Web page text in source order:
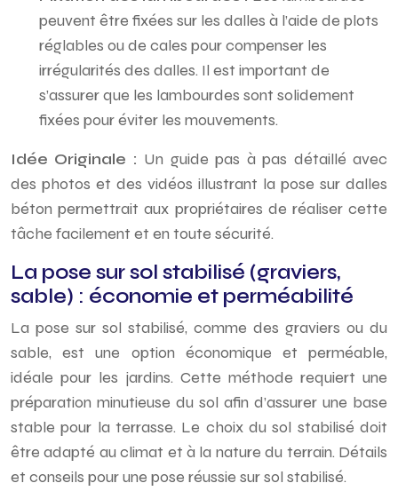
peuvent être fixées sur les dalles à l’aide de plots
réglables ou de cales pour compenser les
irrégularités des dalles. Il est important de
s’assurer que les lambourdes sont solidement
fixées pour éviter les mouvements.
Idée Originale : Un guide pas à pas détaillé avec
des photos et des vidéos illustrant la pose sur dalles
béton permettrait aux propriétaires de réaliser cette
tâche facilement et en toute sécurité.
La pose sur sol stabilisé (graviers,
sable) : économie et perméabilité
La pose sur sol stabilisé, comme des graviers ou du
sable, est une option économique et perméable,
idéale pour les jardins. Cette méthode requiert une
préparation minutieuse du sol afin d’assurer une base
stable pour la terrasse. Le choix du sol stabilisé doit
être adapté au climat et à la nature du terrain. Détails
et conseils pour une pose réussie sur sol stabilisé.